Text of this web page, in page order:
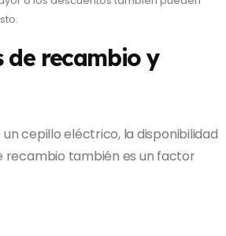
de recambio y
cepillo eléctrico, la disponibilidad
recambio también es un factor